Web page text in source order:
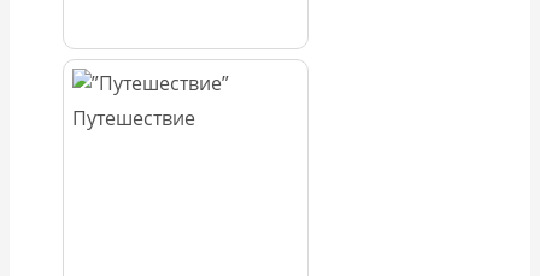
Путешествие